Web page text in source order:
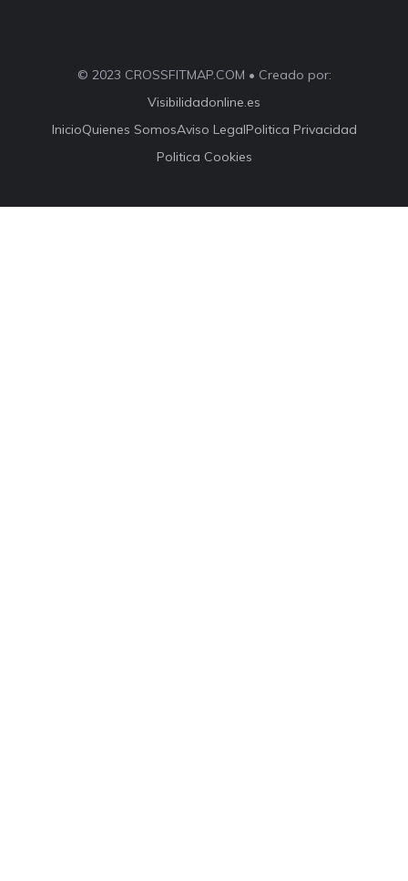
© 2023 CROSSFITMAP.COM • Creado por:
Visibilidadonline.es
InicioQuienes SomosAviso LegalPolitica Privacidad
Politica Cookies